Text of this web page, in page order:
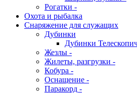
Рогатки -
Охота и рыбалка
Снаряжение для служащих
Дубинки
Дубинки
Жезлы -
Жилеты, разгрузки -
Кобура -
Оснащение -
Паракорд -